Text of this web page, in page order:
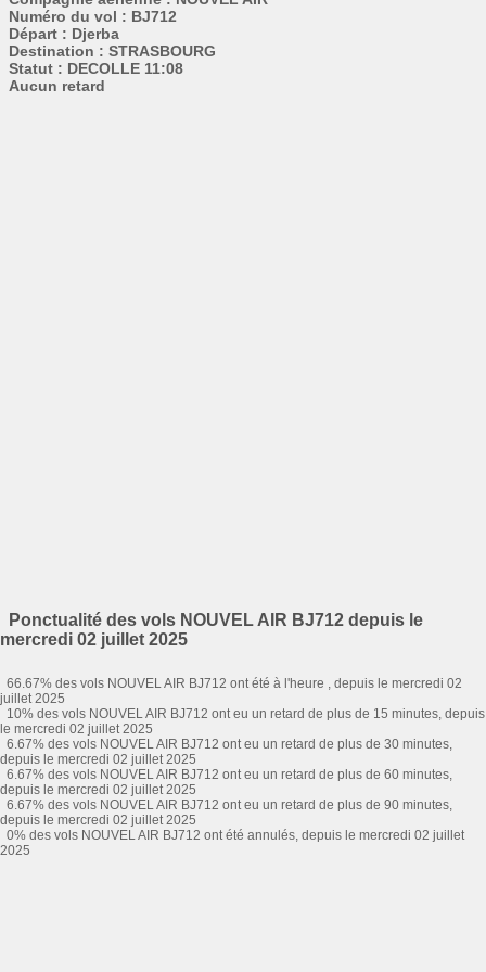
Numéro du vol : BJ712
Départ : Djerba
Destination : STRASBOURG
Statut : DECOLLE 11:08
Aucun retard
Ponctualité des vols NOUVEL AIR BJ712 depuis le
mercredi 02 juillet 2025
66.67% des vols NOUVEL AIR BJ712 ont été à l'heure , depuis le mercredi 02
juillet 2025
10% des vols NOUVEL AIR BJ712 ont eu un retard de plus de 15 minutes, depuis
le mercredi 02 juillet 2025
6.67% des vols NOUVEL AIR BJ712 ont eu un retard de plus de 30 minutes,
depuis le mercredi 02 juillet 2025
6.67% des vols NOUVEL AIR BJ712 ont eu un retard de plus de 60 minutes,
depuis le mercredi 02 juillet 2025
6.67% des vols NOUVEL AIR BJ712 ont eu un retard de plus de 90 minutes,
depuis le mercredi 02 juillet 2025
0% des vols NOUVEL AIR BJ712 ont été annulés, depuis le mercredi 02 juillet
2025